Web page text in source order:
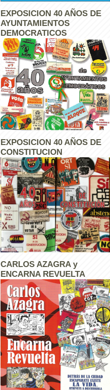
EXPOSICION 40 AÑOS DE
AYUNTAMIENTOS
DEMOCRATICOS
EXPOSICION 40 AÑOS DE
CONSTITUCION
CARLOS AZAGRA y
ENCARNA REVUELTA